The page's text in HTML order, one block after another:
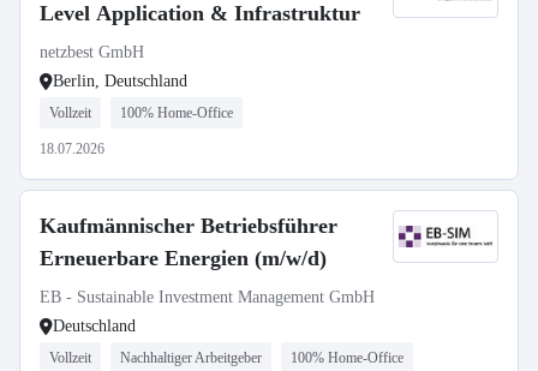
Level Application & Infrastruktur
netzbest GmbH
Berlin, Deutschland
Vollzeit 100% Home-Office
18.07.2026
Kaufmännischer Betriebsführer
Erneuerbare Energien (m/w/d)
EB - Sustainable Investment Management GmbH
Deutschland
Vollzeit Nachhaltiger Arbeitgeber 100% Home-Office